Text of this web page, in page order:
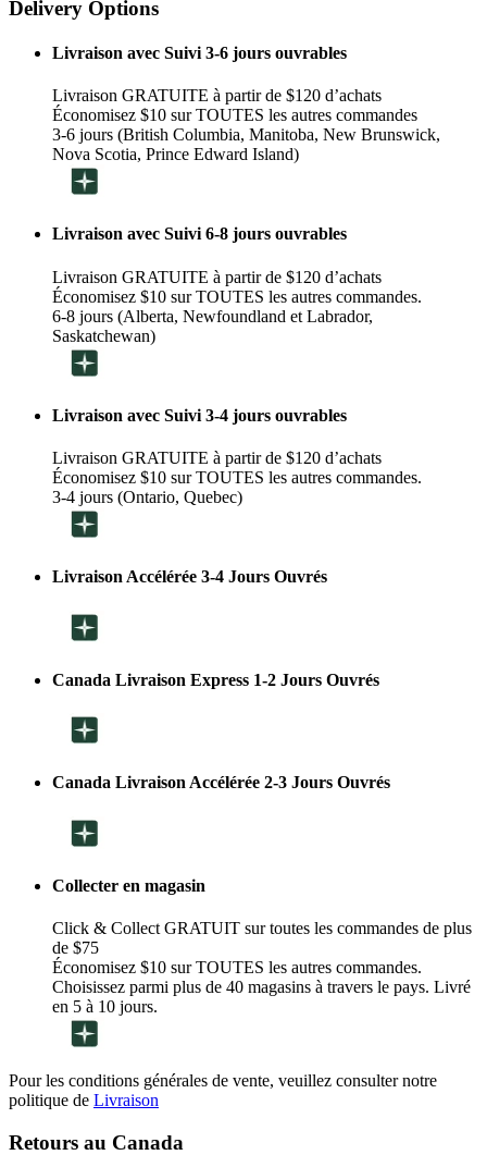
Delivery Options
Livraison avec Suivi 3-6 jours ouvrables
Livraison GRATUITE à partir de $120 d’achats
Économisez $10 sur TOUTES les autres commandes
3-6 jours (British Columbia, Manitoba, New Brunswick,
Nova Scotia, Prince Edward Island)
Livraison avec Suivi 6-8 jours ouvrables
Livraison GRATUITE à partir de $120 d’achats
Économisez $10 sur TOUTES les autres commandes.
6-8 jours (Alberta, Newfoundland et Labrador,
Saskatchewan)
Livraison avec Suivi 3-4 jours ouvrables
Livraison GRATUITE à partir de $120 d’achats
Économisez $10 sur TOUTES les autres commandes.
3-4 jours (Ontario, Quebec)
Livraison Accélérée 3-4 Jours Ouvrés
Canada Livraison Express 1-2 Jours Ouvrés
Canada Livraison Accélérée 2-3 Jours Ouvrés
Collecter en magasin
Click & Collect GRATUIT sur toutes les commandes de plus
de $75
Économisez $10 sur TOUTES les autres commandes.
Choisissez parmi plus de 40 magasins à travers le pays. Livré
en 5 à 10 jours.
Pour les conditions générales de vente, veuillez consulter notre
politique de Livraison
Retours au Canada